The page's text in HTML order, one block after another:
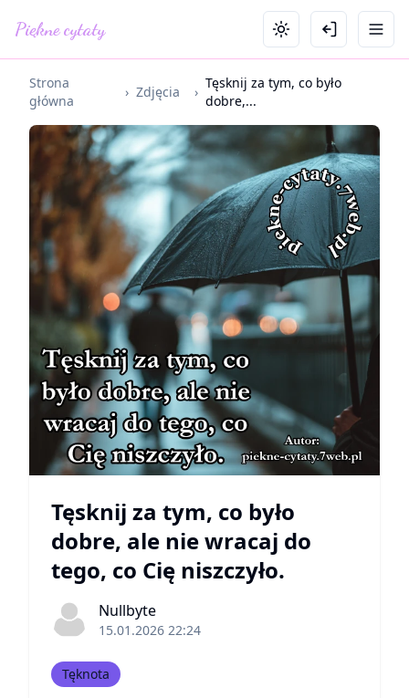
Piękne cytaty
Strona
główna
› Zdjęcia ›
Tęsknij za tym, co było
dobre,...
Tęsknij za tym, co było
dobre, ale nie wracaj do
tego, co Cię niszczyło.
Nullbyte
15.01.2026 22:24
Tęknota